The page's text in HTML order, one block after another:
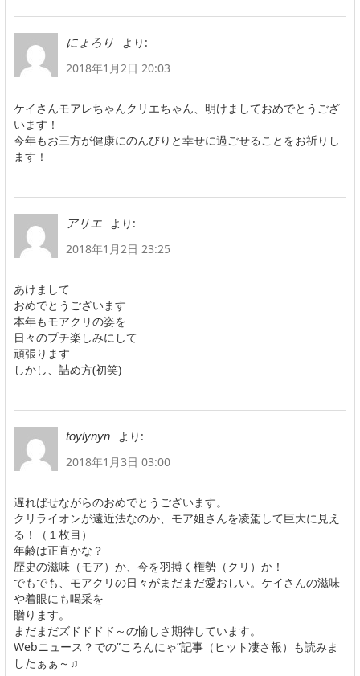
にょろり
より:
2018年1月2日 20:03
ケイさんモアレちゃんクリエちゃん、明けましておめでとうござ
います！
今年もお三方が健康にのんびりと幸せに過ごせることをお祈りし
ます！
アリエ
より:
2018年1月2日 23:25
あけまして
おめでとうございます
本年もモアクリの姿を
日々のプチ楽しみにして
頑張ります
しかし、詰め方(初笑)
toylynyn
より:
2018年1月3日 03:00
遅ればせながらのおめでとうございます。
クリライオンが遠近法なのか、モア姐さんを凌駕して巨大に見え
る！（１枚目）
年齢は正直かな？
歴史の滋味（モア）か、今を羽搏く権勢（クリ）か！
でもでも、モアクリの日々がまだまだ愛おしい。ケイさんの滋味
や着眼にも喝采を
贈ります。
まだまだズドドドド～の愉しさ期待しています。
Webニュース？での”ころんにゃ”記事（ヒット凄さ報）も読みま
したぁぁ～♫